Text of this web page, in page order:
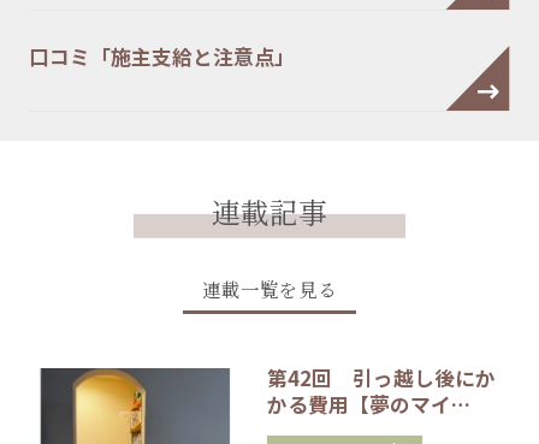
口コミ「施主支給と注意点」
連載記事
連載一覧を見る
第42回 引っ越し後にか
かる費用【夢のマイ…